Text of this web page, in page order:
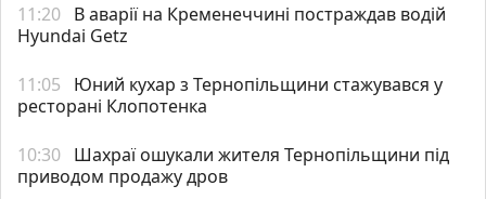
11:20 В аварії на Кременеччині постраждав водій
Hyundai Getz
11:05
Юний кухар з Тернопільщини стажувався у
ресторані Клопотенка
10:30 Шахраї ошукали жителя Тернопільщини під
приводом продажу дров